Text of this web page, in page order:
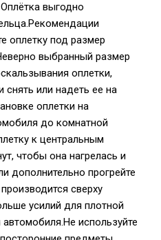
выгодно
оплетку под размер
выбранный размер
оплетки,
снять или надеть ее на
оплетки на
до комнатной
к центральным
чтобы она нагрелась и
дополнительно прогрейте
сверху
усилий для плотной
используйте